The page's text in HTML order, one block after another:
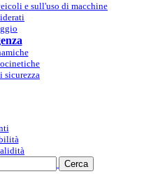
e sull'uso di macchine
sicurezza